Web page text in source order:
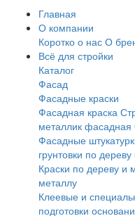
Главная
О компании
Коротко о нас О
Всё для стройки
Каталог
Фасад
Фасадные краски
Фасадная краска
металлик фасадная
Фасадные
грунтовки по
Краски по дереву и
металлу
Клеевые и
подготовки